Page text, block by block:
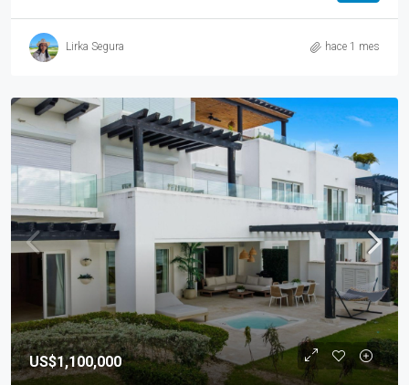
Lirka Segura hace 1 mes
US$1,100,000